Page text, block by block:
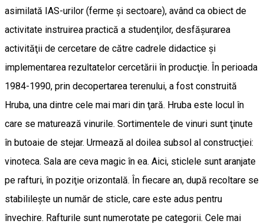
asimilată IAS-urilor (ferme şi sectoare), având ca obiect de
activitate instruirea practică a studenţilor, desfăşurarea
activităţii de cercetare de către cadrele didactice şi
implementarea rezultatelor cercetării în producţie. În perioada
1984-1990, prin decopertarea terenului, a fost construită
Hruba, una dintre cele mai mari din ţară. Hruba este locul în
care se maturează vinurile. Sortimentele de vinuri sunt ţinute
în butoaie de stejar. Urmează al doilea subsol al construcţiei:
vinoteca. Sala are ceva magic în ea. Aici, sticlele sunt aranjate
pe rafturi, în poziţie orizontală. În fiecare an, după recoltare se
stabilileşte un număr de sticle, care este adus pentru
învechire. Rafturile sunt numerotate pe categorii. Cele mai